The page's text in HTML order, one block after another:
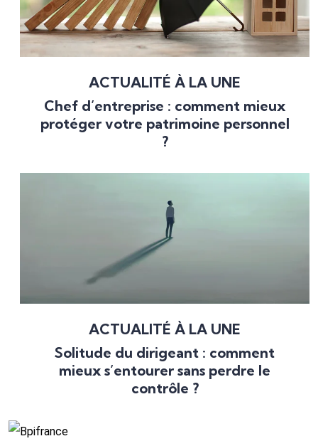
ACTUALITÉ À LA UNE
Chef d’entreprise : comment mieux
protéger votre patrimoine personnel
?
ACTUALITÉ À LA UNE
Solitude du dirigeant : comment
mieux s’entourer sans perdre le
contrôle ?